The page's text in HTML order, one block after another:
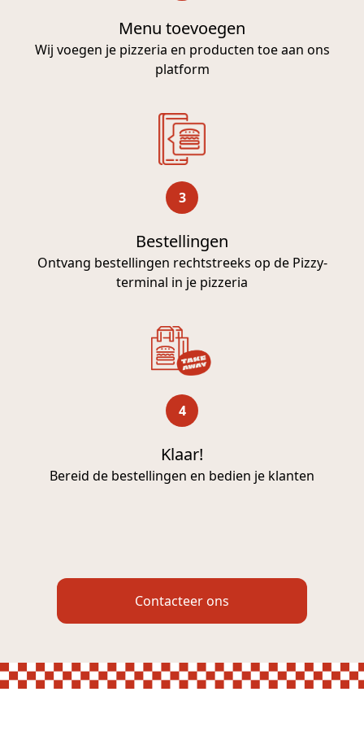
Menu toevoegen
Wij voegen je pizzeria en producten toe aan ons
platform
3
Bestellingen
Ontvang bestellingen rechtstreeks op de Pizzy-
terminal in je pizzeria
4
Klaar!
Bereid de bestellingen en bedien je klanten
Contacteer ons